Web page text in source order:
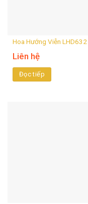
Hoa Hướng Viễn LHD632
Liên hệ
Đọc tiếp